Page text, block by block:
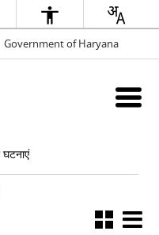
Government of Haryana
घटनाएं